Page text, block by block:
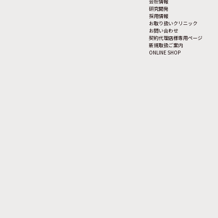
研究開発
採用情報
お取り扱いクリニック
お問い合わせ
契約代理店様専用ページ
新規取扱ご案内
ONLINE SHOP